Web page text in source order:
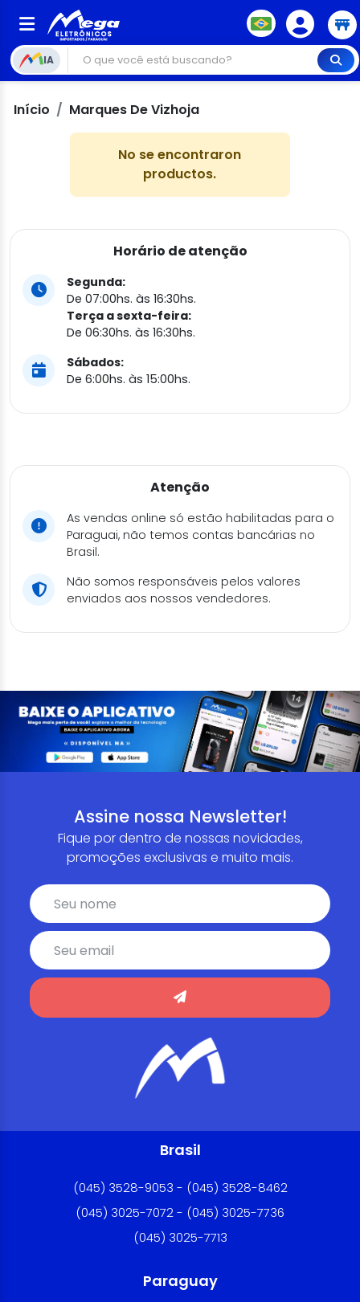
IA
Início Marques De Vizhoja
No se encontraron
productos.
Horário de atenção
Segunda:
De 07:00hs. às 16:30hs.
Terça a sexta-feira:
De 06:30hs. às 16:30hs.
Sábados:
De 6:00hs. às 15:00hs.
Atenção
As vendas online só estão habilitadas para o
Paraguai, não temos contas bancárias no
Brasil.
Não somos responsáveis pelos valores
enviados aos nossos vendedores.
Assine nossa Newsletter!
Fique por dentro de nossas novidades,
promoções exclusivas e muito mais.
Brasil
(045) 3528-9053 - (045) 3528-8462
(045) 3025-7072 - (045) 3025-7736
(045) 3025-7713
Paraguay